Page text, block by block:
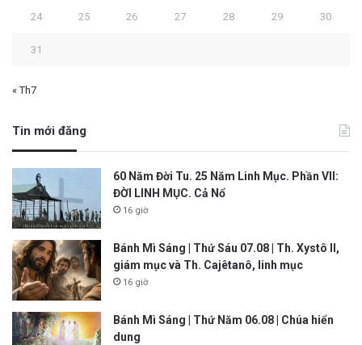
24 25 26 27 28 29 30
31
« Th7
Tin mới đăng
60 Năm Đời Tu. 25 Năm Linh Mục. Phần VII:
ĐỜI LINH MỤC. Cả Nổ
16 giờ
Bánh Mì Sáng | Thứ Sáu 07.08 | Th. Xystô II,
giám mục và Th. Cajêtanô, linh mục
16 giờ
Bánh Mì Sáng | Thứ Năm 06.08 | Chúa hiển
dung